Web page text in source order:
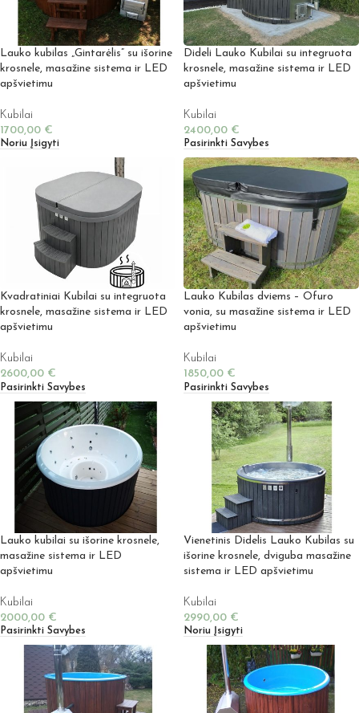
Lauko kubilas „Gintarėlis” su išorine
krosnele, masažine sistema ir LED
apšvietimu
Kubilai
1700,00 €
Noriu Įsigyti
Dideli Lauko Kubilai su integruota
krosnele, masažine sistema ir LED
apšvietimu
Kubilai
2400,00 €
Pasirinkti Savybes
Kvadratiniai Kubilai su integruota
krosnele, masažine sistema ir LED
apšvietimu
Kubilai
2600,00 €
Pasirinkti Savybes
Lauko Kubilas dviems – Ofuro
vonia, su masažine sistema ir LED
apšvietimu
Kubilai
1850,00 €
Pasirinkti Savybes
Lauko kubilai su išorine krosnele,
masažine sistema ir LED
apšvietimu
Kubilai
2000,00 €
Pasirinkti Savybes
Vienetinis Didelis Lauko Kubilas su
išorine krosnele, dviguba masažine
sistema ir LED apšvietimu
Kubilai
2990,00 €
Noriu Įsigyti